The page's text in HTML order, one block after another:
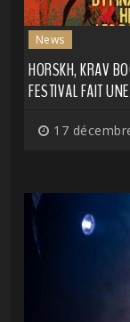
News
HORSKH, KRAV
FESTIVAL FAIT
17